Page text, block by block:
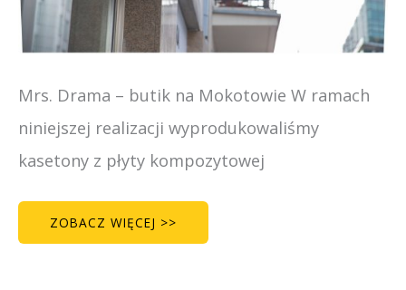
Mrs. Drama – butik na Mokotowie W ramach
niniejszej realizacji wyprodukowaliśmy
kasetony z płyty kompozytowej
ZOBACZ WIĘCEJ >>